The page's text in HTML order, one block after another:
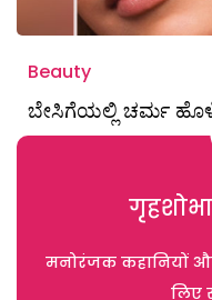
Beauty
ಬೇಸಿಗೆಯಲ್ಲಿ ಚರ್ಮ
मनोरंजक कहानियों
लिए